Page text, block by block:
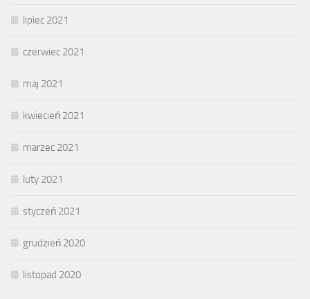
lipiec 2021
czerwiec 2021
maj 2021
kwiecień 2021
marzec 2021
luty 2021
styczeń 2021
grudzień 2020
listopad 2020